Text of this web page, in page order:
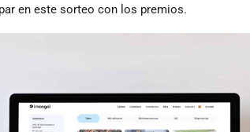
en este sorteo con los premios.